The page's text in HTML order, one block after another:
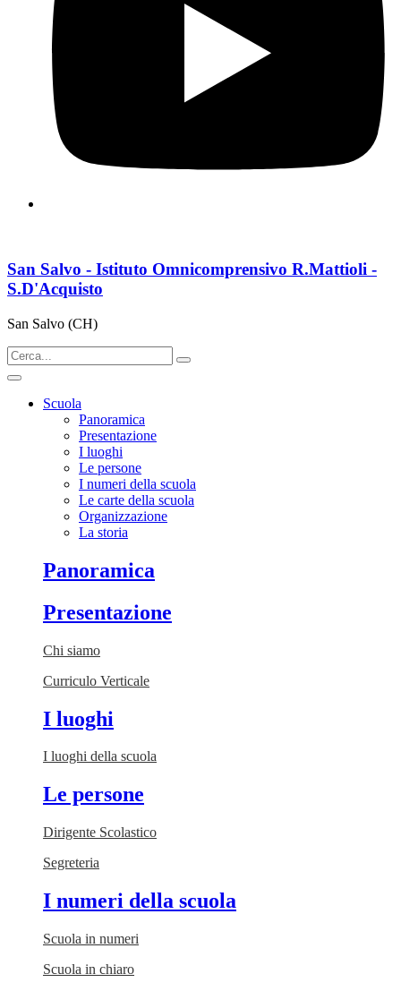
San Salvo - Istituto Omnicomprensivo R.Mattioli -
S.D'Acquisto
San Salvo (CH)
Scuola
Panoramica
Presentazione
I luoghi
Le persone
I numeri della scuola
Le carte della scuola
Organizzazione
La storia
Panoramica
Presentazione
Chi siamo
Curriculo Verticale
I luoghi
I luoghi della scuola
Le persone
Dirigente Scolastico
Segreteria
I numeri della scuola
Scuola in numeri
Scuola in chiaro